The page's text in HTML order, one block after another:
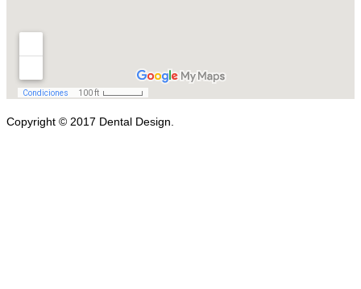
Copyright © 2017 Dental Design.